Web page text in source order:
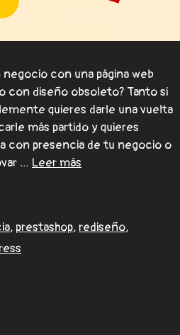
con una página web
con diseño obsoleto? Tanto si
quieres darle una vuelta
más partido y quieres
con presencia de tu negocio o
… Leer más
, prestashop,rediseño,